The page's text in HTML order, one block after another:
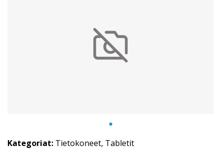
Kategoriat: Tietokoneet, Tabletit